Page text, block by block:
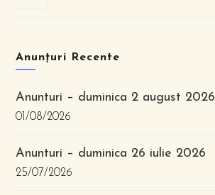
Anunțuri Recente
Anunturi – duminica 2 august 2026
01/08/2026
Anunturi – duminica 26 iulie 2026
25/07/2026